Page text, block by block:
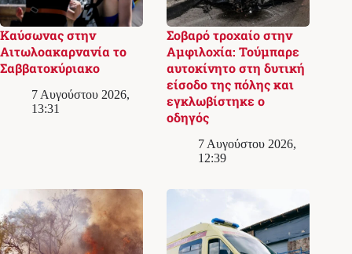
Καύσωνας στην
Αιτωλοακαρνανία το
Σαββατοκύριακο
7 Αυγούστου 2026,
13:31
Σοβαρό τροχαίο στην
Αμφιλοχία: Τούμπαρε
αυτοκίνητο στη δυτική
είσοδο της πόλης και
εγκλωβίστηκε ο
οδηγός
7 Αυγούστου 2026,
12:39